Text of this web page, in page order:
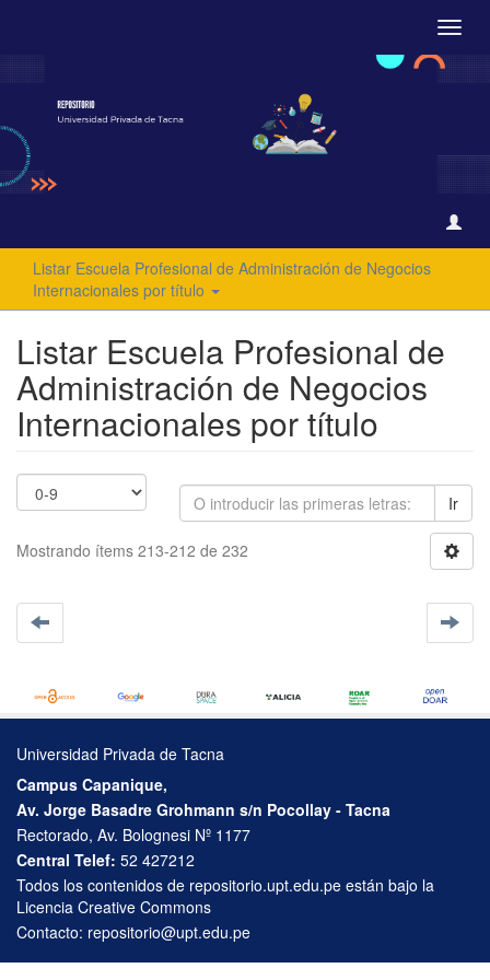
Listar Escuela Profesional de Administración de Negocios
Internacionales por título
Listar Escuela Profesional de
Administración de Negocios
Internacionales por título
Ir
Mostrando ítems 213-212 de 232
Universidad Privada de Tacna
Campus Capanique,
Av. Jorge Basadre Grohmann s/n Pocollay - Tacna
Rectorado, Av. Bolognesi Nº 1177
Central Telef: 52 427212
Todos los contenidos de repositorio.upt.edu.pe están bajo la
Licencia Creative Commons
Contacto: repositorio@upt.edu.pe